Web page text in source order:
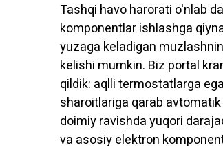
Tashqi havo harorati o'nlab
komponentlar ishlashga
yuzaga keladigan
kelishi mumkin. Biz portal
qildik: aqlli termostatlarga
sharoitlariga qarab
doimiy ravishda yuqori
va asosiy elektron